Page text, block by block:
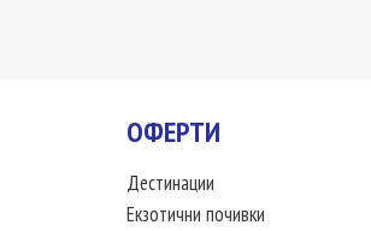
ОФЕРТИ
Дестинации
Екзотични почивки